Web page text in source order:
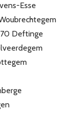
Esse
Deftinge